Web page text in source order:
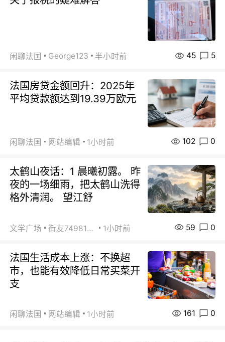
闲聊法国 George123 半小时前 45 5
法国房贷金额回升：2025年
平均贷款额达到19.39万欧元
闲聊法国 网站编辑 1小时前 102 0
太鹤山夜话：1 晨曦初露。 昨
夜的一场细雨，把太鹤山洗得
格外清润。 望江舒
文学广场 街友74981146 1小时前 59 0
法国生活成本上涨：不换超
市，也能有效降低日常买菜开
支
闲聊法国 网站编辑 1小时前 161 0